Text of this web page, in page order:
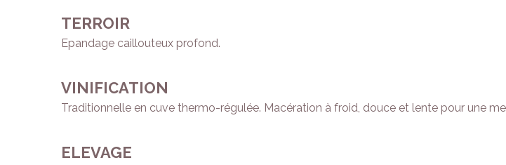
TERROIR
Epandage caillouteux profond.
VINIFICATION
Traditionnelle en cuve thermo-régulée. Macération à froid, douce et lente pour une
ELEVAGE